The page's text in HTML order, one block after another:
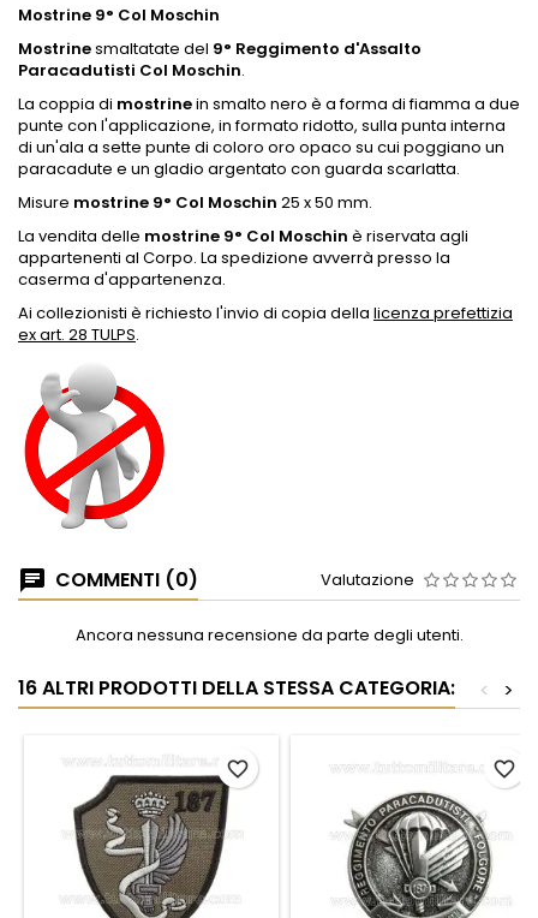
Mostrine 9° Col Moschin
Mostrinesmaltatate del 9° Reggimento d'Assalto
Paracadutisti Col Moschin.
La coppia di mostrinein smalto nero è a forma di fiamma a due
punte con l'applicazione, in formato ridotto, sulla punta interna
di un'ala a sette punte di coloro oro opaco su cui poggiano un
paracadute e un gladio argentato con guarda scarlatta.
Misure mostrine 9° Col Moschin 25 x 50 mm.
La vendita delle mostrine 9° Col Moschin è riservata agli
appartenenti al Corpo. La spedizione avverrà presso la
caserma d'appartenenza.
Ai collezionisti è richiesto l'invio di copia della licenza prefettizia
ex art. 28 TULPS.
COMMENTI (0) Valutazione
Ancora nessuna recensione da parte degli utenti.
16 ALTRI PRODOTTI DELLA STESSA CATEGORIA: >
<
favorite_border favorite_border